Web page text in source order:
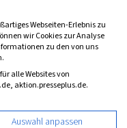
€
Webseiten-Erlebnis zu
wir Cookies zur Analyse
zu den von uns
alle Websites von
aktion.presseplus.de.
Auswahl anpassen